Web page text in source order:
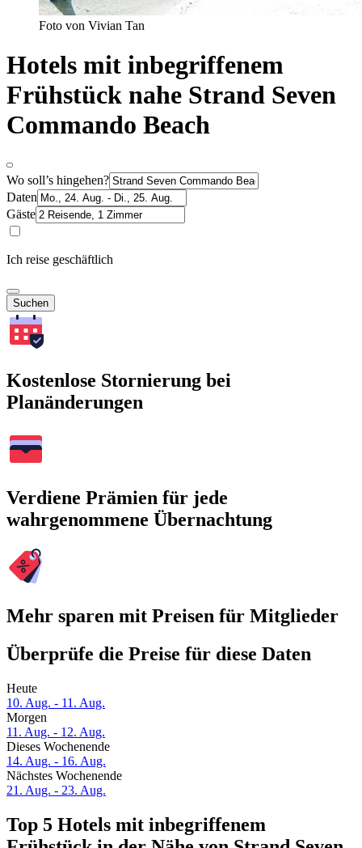
Foto von Vivian Tan
Hotels mit inbegriffenem
Frühstück nahe Strand Seven
Commando Beach
Wo soll’s hingehen?
Daten
Gäste
Ich reise geschäftlich
Suchen
Kostenlose Stornierung bei
Planänderungen
Verdiene Prämien für jede
wahrgenommene Übernachtung
Mehr sparen mit Preisen für Mitglieder
Überprüfe die Preise für diese Daten
Heute
10. Aug. - 11. Aug.
Morgen
11. Aug. - 12. Aug.
Dieses Wochenende
14. Aug. - 16. Aug.
Nächstes Wochenende
21. Aug. - 23. Aug.
Top 5 Hotels mit inbegriffenem